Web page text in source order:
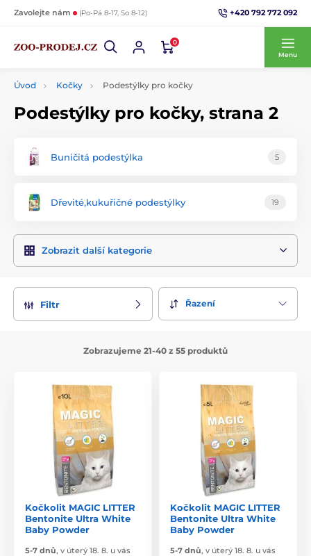
Zavolejte nám (Po-Pá 8-17, So 8-12) +420 792 772 092
0
Menu
Úvod Kočky Podestýlky pro kočky
Podestýlky pro kočky, strana 2
Buničitá podestýlka 5
Dřevité,kukuřičné podestýlky 19
Zobrazit další kategorie
Filtr Řazení
Zobrazujeme 21-40 z 55 produktů
Kočkolit MAGIC LITTER
Bentonite Ultra White
Baby Powder
5-7 dnů, v úterý 18. 8. u vás
Kočkolit MAGIC LITTER
Bentonite Ultra White
Baby Powder
5-7 dnů, v úterý 18. 8. u vás